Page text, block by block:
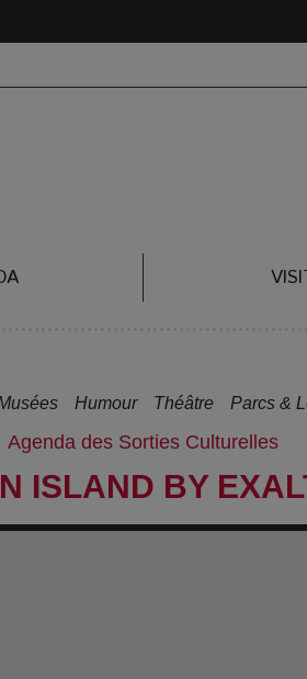
Humour Théâtre Parcs &
Agenda des Sorties Culturelles
ISLAND BY